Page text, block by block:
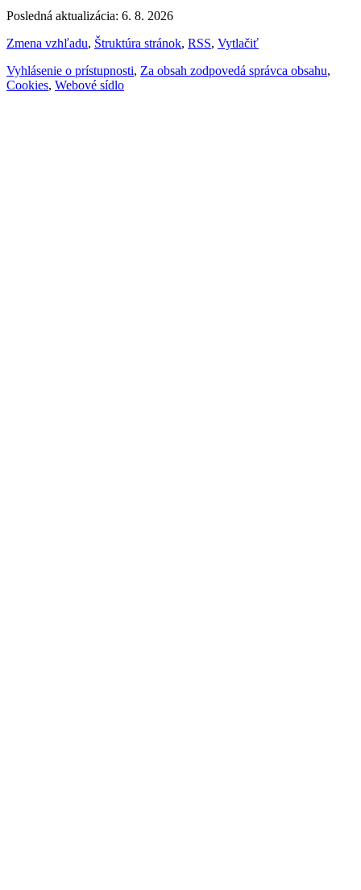
Posledná aktualizácia: 6. 8. 2026
Zmena vzhľadu, Štruktúra stránok, RSS, Vytlačiť
Vyhlásenie o prístupnosti, Za obsah zodpovedá správca obsahu,
Cookies, Webové sídlo